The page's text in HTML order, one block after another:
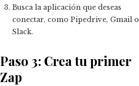
Busca la aplicación que deseas
conectar, como Pipedrive, Gmail o
Slack.
Paso 3: Crea tu primer
Zap